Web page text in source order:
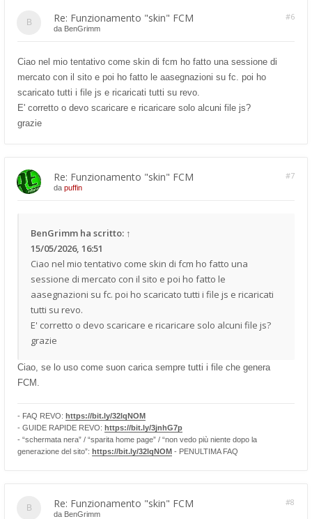
Re: Funzionamento "skin" FCM #6
da BenGrimm
Ciao nel mio tentativo come skin di fcm ho fatto una sessione di
mercato con il sito e poi ho fatto le aasegnazioni su fc. poi ho
scaricato tutti i file js e ricaricati tutti su revo.
E' corretto o devo scaricare e ricaricare solo alcuni file js?
grazie
Re: Funzionamento "skin" FCM #7
da puffin
BenGrimm ha scritto: ↑
15/05/2026, 16:51
Ciao nel mio tentativo come skin di fcm ho fatto una
sessione di mercato con il sito e poi ho fatto le
aasegnazioni su fc. poi ho scaricato tutti i file js e ricaricati
tutti su revo.
E' corretto o devo scaricare e ricaricare solo alcuni file js?
grazie
Ciao, se lo uso come suon carica sempre tutti i file che genera
FCM.
- FAQ REVO: https://bit.ly/32lqNOM
- GUIDE RAPIDE REVO: https://bit.ly/3jnhG7p
- “schermata nera” / “sparita home page” / “non vedo più niente dopo la
generazione del sito”: https://bit.ly/32lqNOM - PENULTIMA FAQ
Re: Funzionamento "skin" FCM #8
da BenGrimm